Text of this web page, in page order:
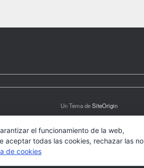
Un Tema deSiteOrigin
el funcionamiento de la web,
aceptar todas las cookies, rechazar las no
de cookies